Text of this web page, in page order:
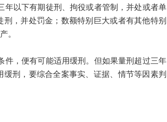
以下有期徒刑、拘役或者管制，并处或者单
，并处罚金；数额特别巨大或者有其他特别
。
，便有可能适用缓刑。但如果量刑超过三年
刑，要综合全案事实、证据、情节等因素判